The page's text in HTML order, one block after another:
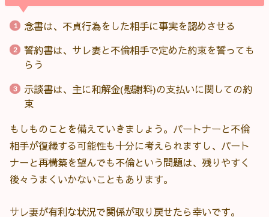
念書は、不貞行為をした相手に事実を認めさせる
誓約書は、サレ妻と不倫相手で定めた約束を誓っても
らう
示談書は、主に和解金(慰謝料)の支払いに関しての約
束
もしものことを備えていきましょう。パートナーと不倫
相手が復縁する可能性も十分に考えられますし、パート
ナーと再構築を望んでも不倫という問題は、残りやすく
後々うまくいかないこともあります。
サレ妻が有利な状況で関係が取り戻せたら幸いです。